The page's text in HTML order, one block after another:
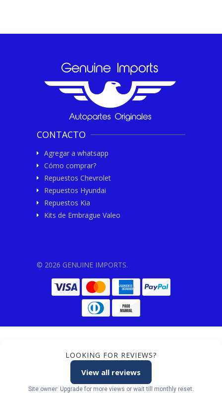
CONTACTO
Agregar a whatsapp
Cómo comprar?
Repuestos Chevrolet
Repuestos Hyundai
Repuestos Kia
Kits de Embrague Valeo
© 2026 GENUINE IMPORTS.
LOOKING FOR REVIEWS?
View all reviews
Site owner: Upgrade for more views or wait till monthly reset.